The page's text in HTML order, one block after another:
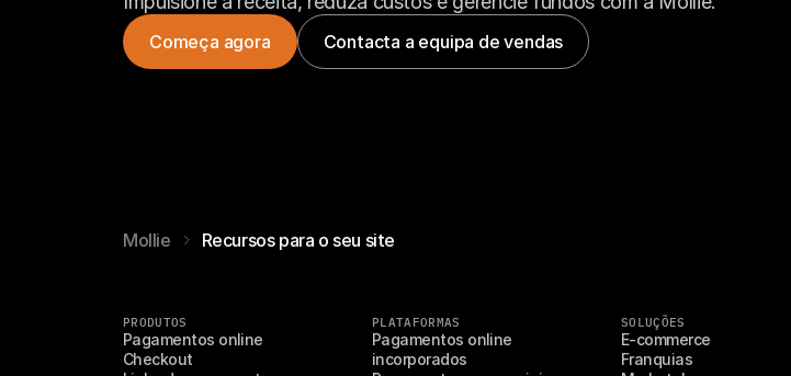
Começa agora Contacta a equipa de vendas
Mollie Recursos para o seu site
PRODUTOS
Pagamentos online
Checkout
PLATAFORMAS
Pagamentos online
incorporados
SOLUÇÕES
E-commerce
Franquias